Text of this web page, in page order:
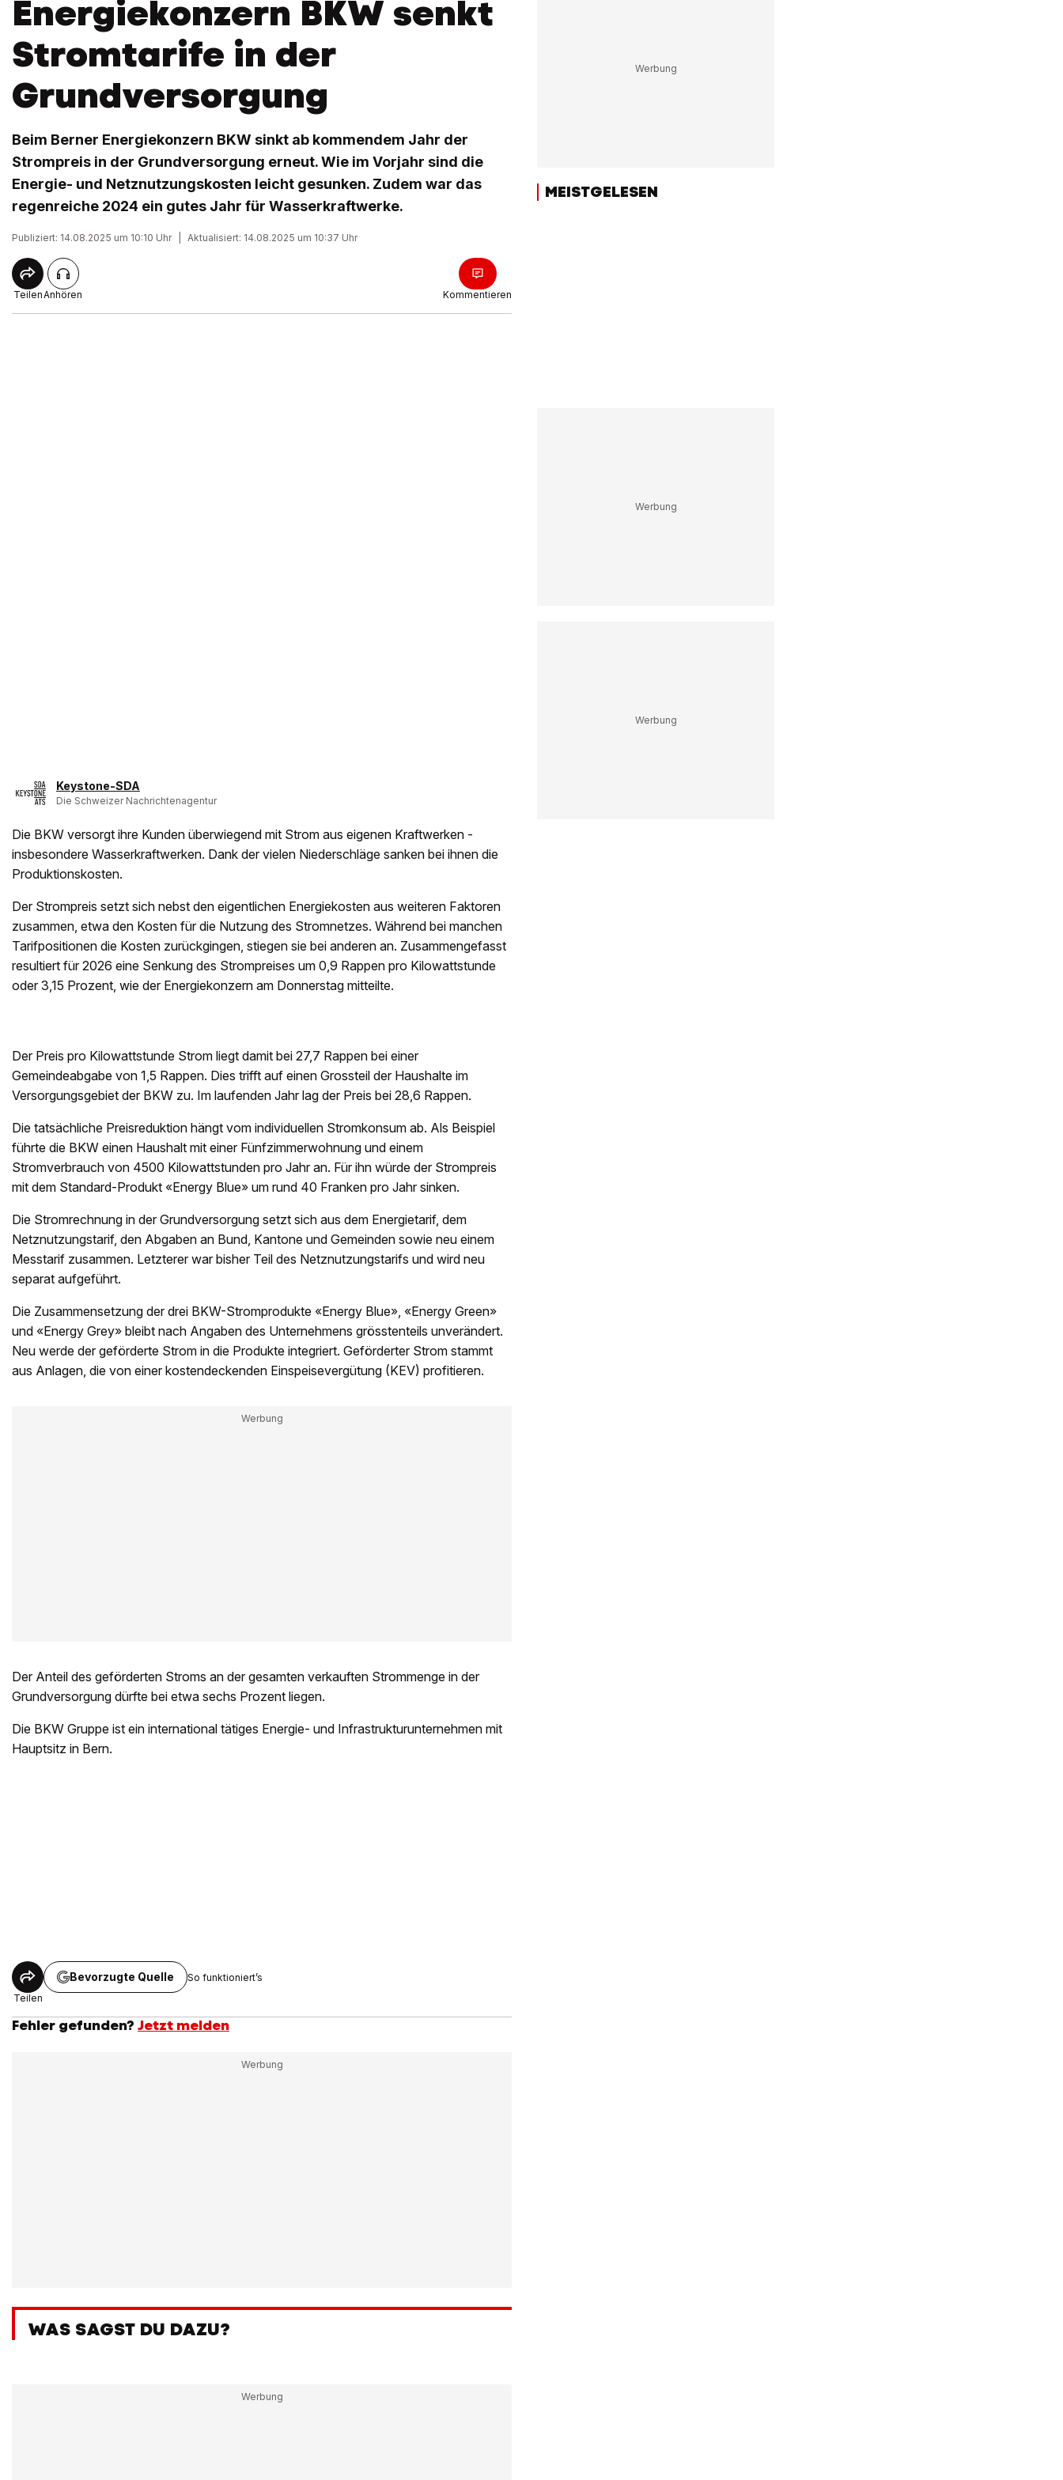
Energiekonzern BKW senkt
Stromtarife in der
Grundversorgung
Beim Berner Energiekonzern BKW sinkt ab kommendem Jahr der
Strompreis in der Grundversorgung erneut. Wie im Vorjahr sind die
Energie- und Netznutzungskosten leicht gesunken. Zudem war das
regenreiche 2024 ein gutes Jahr für Wasserkraftwerke.
Publiziert: 14.08.2025 um 10:10 Uhr Aktualisiert: 14.08.2025 um 10:37 Uhr
TeilenAnhören Kommentieren
Keystone-SDA
Die Schweizer Nachrichtenagentur
Die BKW versorgt ihre Kunden überwiegend mit Strom aus eigenen Kraftwerken -
insbesondere Wasserkraftwerken. Dank der vielen Niederschläge sanken bei ihnen die
Produktionskosten.
Der Strompreis setzt sich nebst den eigentlichen Energiekosten aus weiteren Faktoren
zusammen, etwa den Kosten für die Nutzung des Stromnetzes. Während bei manchen
Tarifpositionen die Kosten zurückgingen, stiegen sie bei anderen an. Zusammengefasst
resultiert für 2026 eine Senkung des Strompreises um 0,9 Rappen pro Kilowattstunde
oder 3,15 Prozent, wie der Energiekonzern am Donnerstag mitteilte.
Der Preis pro Kilowattstunde Strom liegt damit bei 27,7 Rappen bei einer
Gemeindeabgabe von 1,5 Rappen. Dies trifft auf einen Grossteil der Haushalte im
Versorgungsgebiet der BKW zu. Im laufenden Jahr lag der Preis bei 28,6 Rappen.
Die tatsächliche Preisreduktion hängt vom individuellen Stromkonsum ab. Als Beispiel
führte die BKW einen Haushalt mit einer Fünfzimmerwohnung und einem
Stromverbrauch von 4500 Kilowattstunden pro Jahr an. Für ihn würde der Strompreis
mit dem Standard-Produkt «Energy Blue» um rund 40 Franken pro Jahr sinken.
Die Stromrechnung in der Grundversorgung setzt sich aus dem Energietarif, dem
Netznutzungstarif, den Abgaben an Bund, Kantone und Gemeinden sowie neu einem
Messtarif zusammen. Letzterer war bisher Teil des Netznutzungstarifs und wird neu
separat aufgeführt.
Die Zusammensetzung der drei BKW-Stromprodukte «Energy Blue», «Energy Green»
und «Energy Grey» bleibt nach Angaben des Unternehmens grösstenteils unverändert.
Neu werde der geförderte Strom in die Produkte integriert. Geförderter Strom stammt
aus Anlagen, die von einer kostendeckenden Einspeisevergütung (KEV) profitieren.
Der Anteil des geförderten Stroms an der gesamten verkauften Strommenge in der
Grundversorgung dürfte bei etwa sechs Prozent liegen.
Die BKW Gruppe ist ein international tätiges Energie- und Infrastrukturunternehmen mit
Hauptsitz in Bern.
Teilen
Bevorzugte Quelle So funktioniert’s
Fehler gefunden? Jetzt melden
WAS SAGST DU DAZU?
MEISTGELESEN